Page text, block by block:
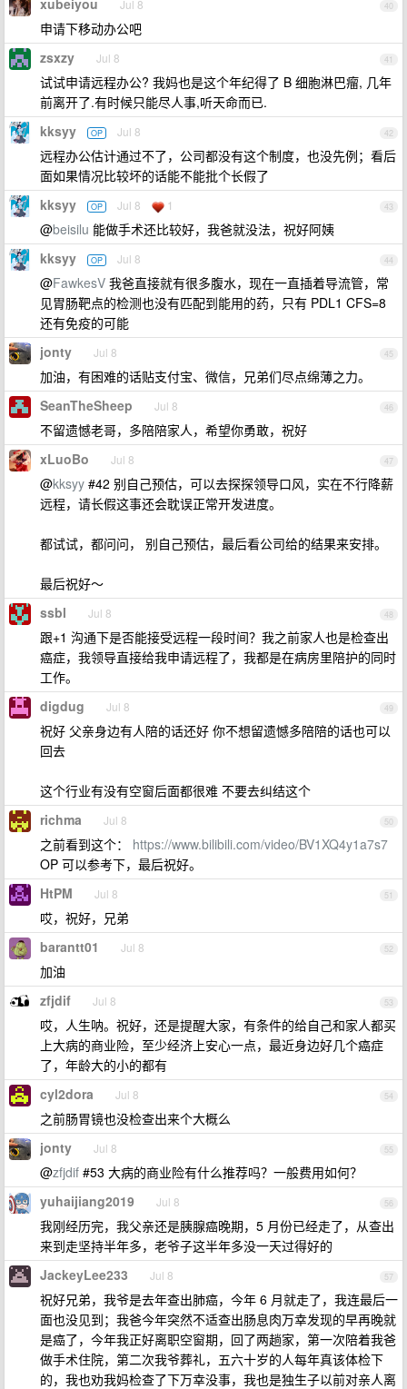
40
xubeiyou Jul 8
申请下移动办公吧
41
zsxzy Jul 8
试试申请远程办公? 我妈也是这个年纪得了 B 细胞淋巴瘤, 几年
前离开了.有时候只能尽人事,听天命而已.
42
kksyy OP Jul 8
远程办公估计通过不了，公司都没有这个制度，也没先例；看后
面如果情况比较坏的话能不能批个长假了
43
kksyy OP Jul 8 1
@beisilu 能做手术还比较好，我爸就没法，祝好阿姨
44
kksyy OP Jul 8
@FawkesV 我爸直接就有很多腹水，现在一直插着导流管，常
见胃肠靶点的检测也没有匹配到能用的药，只有 PDL1 CFS=8
还有免疫的可能
45
jonty Jul 8
加油，有困难的话贴支付宝、微信，兄弟们尽点绵薄之力。
46
SeanTheSheep Jul 8
不留遗憾老哥，多陪陪家人，希望你勇敢，祝好
47
xLuoBo Jul 8
@kksyy #42 别自己预估，可以去探探领导口风，实在不行降薪
远程，请长假这事还会耽误正常开发进度。
都试试，都问问， 别自己预估，最后看公司给的结果来安排。
最后祝好～
48
ssbl Jul 8
跟+1 沟通下是否能接受远程一段时间？我之前家人也是检查出
癌症，我领导直接给我申请远程了，我都是在病房里陪护的同时
工作。
49
digdug Jul 8
祝好 父亲身边有人陪的话还好 你不想留遗憾多陪陪的话也可以
回去
这个行业有没有空窗后面都很难 不要去纠结这个
50
richma Jul 8
之前看到这个： https://www.bilibili.com/video/BV1XQ4y1a7s7
OP 可以参考下，最后祝好。
51
HtPM Jul 8
哎，祝好，兄弟
52
barantt01 Jul 8
加油
53
zfjdif Jul 8
哎，人生呐。祝好，还是提醒大家，有条件的给自己和家人都买
上大病的商业险，至少经济上安心一点，最近身边好几个癌症
了，年龄大的小的都有
54
cyl2dora Jul 8
之前肠胃镜也没检查出来个大概么
55
jonty Jul 8
@zfjdif #53 大病的商业险有什么推荐吗？一般费用如何？
56
yuhaijiang2019 Jul 8
我刚经历完，我父亲还是胰腺癌晚期，5 月份已经走了，从查出
来到走坚持半年多，老爷子这半年多没一天过得好的
57
JackeyLee233 Jul 8
祝好兄弟，我爷是去年查出肺癌，今年 6 月就走了，我连最后一
面也没见到；我爸今年突然不适查出肠息肉万幸发现的早再晚就
是癌了，今年我正好离职空窗期，回了两趟家，第一次陪着我爸
做手术住院，第二次我爷葬礼，五六十岁的人每年真该体检下
的，我也劝我妈检查了下万幸没事，我也是独生子以前对亲人离